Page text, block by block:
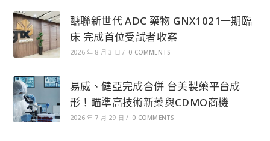
醣聯新世代 ADC 藥物 GNX1021一期臨
床 完成首位受試者收案
2026 年 8 月 3 日 / 0 COMMENTS
易威、健亞完成合併 台美製藥平台成
形！瞄準高技術新藥與CDMO商機
2026 年 7 月 29 日 / 0 COMMENTS